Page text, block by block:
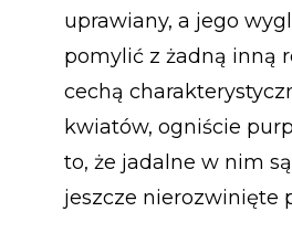
uprawiany, a jego
pomylić z żadną inną
cechą
kwiatów, ogniście
to, że jadalne w nim
jeszcze nierozwinięte